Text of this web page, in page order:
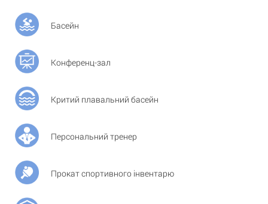
Басейн
Конференц-зал
Критий плавальний басейн
Персональний тренер
Прокат спортивного інвентарю